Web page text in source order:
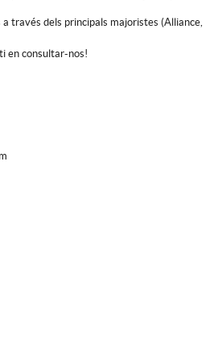
través dels principals majoristes (Alliance,
en consultar-nos!